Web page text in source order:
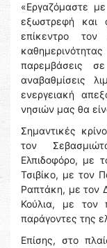
«Εργαζόμαστε
εξωστρεφή και
επίκεντρο
παρεμβάσεις
αναβαθμίσεις
ενεργειακή
νησιών μας θα
Σημαντικές
τον
Ελπιδοφόρο, με
Τσιβίκο, με τον
Ραπτάκη, με τον
Κούλια, με τον
παράγοντες της
Επίσης, στο